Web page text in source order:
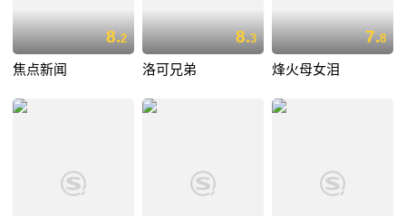
8.2
焦点新闻
8.3
洛可兄弟
7.8
烽火母女泪